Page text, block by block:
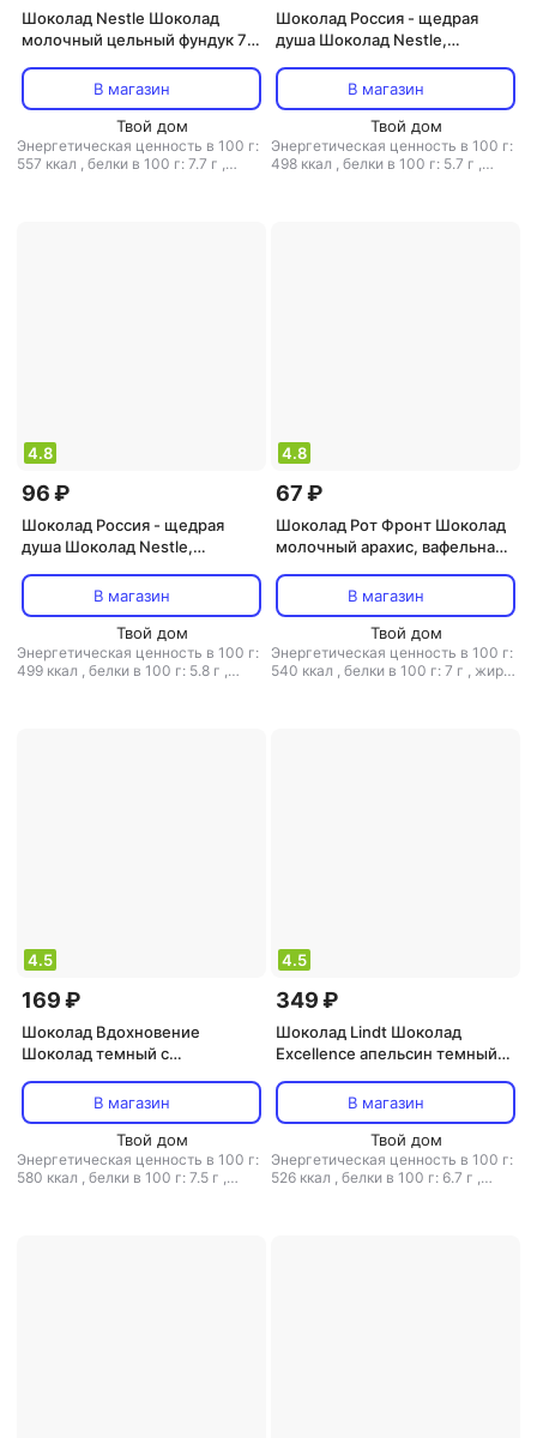
Шоколад Nestle Шоколад
молочный цельный фундук 75
В магазин
Твой дом
Энергетическая ценность в 100 г:
557 ккал , белки в 100 г: 7.7 г ,
Шоколад Россия - щедрая
душа Шоколад Nestle,
В магазин
Твой дом
Энергетическая ценность в 100 г:
498 ккал , белки в 100 г: 5.7 г ,
4.8
96 ₽
Шоколад Россия - щедрая
душа Шоколад Nestle,
десерт, 75 гВ магазин
Твой дом
Энергетическая ценность в 100 г:
499 ккал , белки в 100 г: 5.8 г ,
4.8
67 ₽
Шоколад Рот Фронт Шоколад
молочный арахис, вафельная
В магазин
Твой дом
Энергетическая ценность в 100 г:
540 ккал , белки в 100 г: 7 г , жиры
4.5
169 ₽
Шоколад Вдохновение
Шоколад темный с
В магазин
Твой дом
Энергетическая ценность в 100 г:
580 ккал , белки в 100 г: 7.5 г ,
4.5
349 ₽
Шоколад Lindt Шоколад
Excellence апельсин темный
В магазин
Твой дом
Энергетическая ценность в 100 г:
526 ккал , белки в 100 г: 6.7 г ,